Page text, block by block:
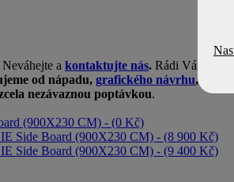
a kontaktujte nás. Rádi Vám se
od nápadu, grafického návrhu,
nezávaznou poptávkou.
(900X230 CM) - (0 Kč)
Side Board (900X230 CM) - (8 900 Kč)
Side Board (900X230 CM) - (9 400 Kč)